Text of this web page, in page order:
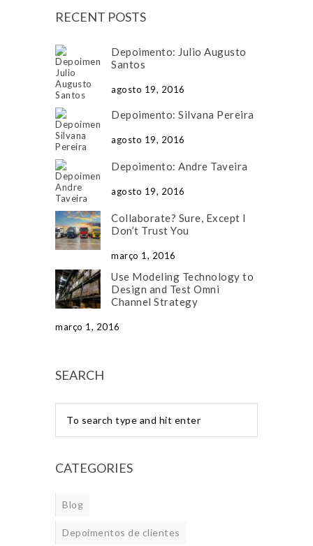
RECENT POSTS
Depoimento: Julio Augusto
Santos
agosto 19, 2016
Depoimento: Silvana Pereira
agosto 19, 2016
Depoimento: Andre Taveira
agosto 19, 2016
Collaborate? Sure, Except I
Don’t Trust You
março 1, 2016
Use Modeling Technology to
Design and Test Omni
Channel Strategy
março 1, 2016
SEARCH
CATEGORIES
Blog
Depoimentos de clientes